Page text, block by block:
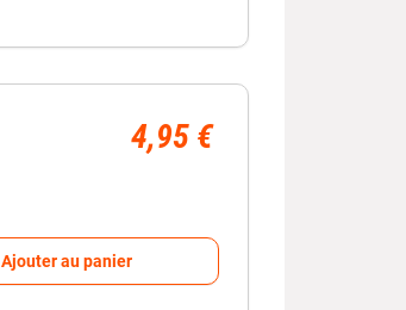
4,95 €
Ajouter au panier